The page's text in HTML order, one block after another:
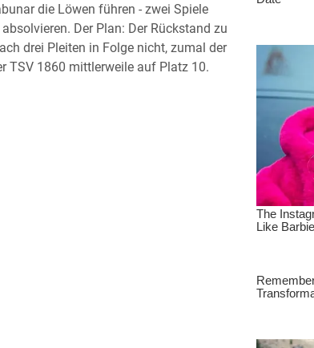
die Löwen führen - zwei Spiele
Der Plan: Der Rückstand zu
drei Pleiten in Folge nicht, zumal der
TSV 1860 mittlerweile auf Platz 10.